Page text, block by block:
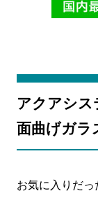
アクアシス
面曲げガラ
お気に入りだ